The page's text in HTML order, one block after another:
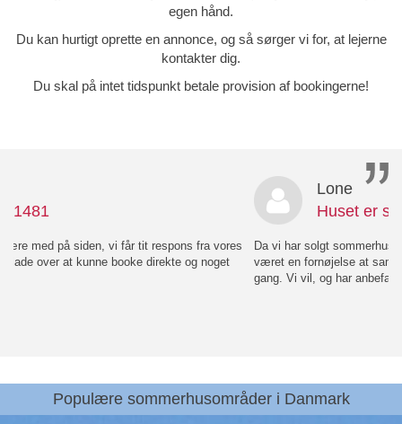
egen hånd.
Du kan hurtigt oprette en annonce, og så sørger vi for, at lejerne
kontakter dig.
Du skal på intet tidspunkt betale provision af bookingerne!
Da vi har solgt sommerhuset, opsiges abonnementet hermed. Det har
været en fornøjelse at samarbejde med dig/jer, og vi siger tak for denne
Populære sommerhusområder i Danmark